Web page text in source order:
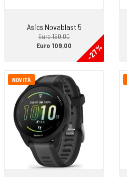
Asics Novablast 5
Euro 150,00
-27%
Euro 109,00
NOVITÀ